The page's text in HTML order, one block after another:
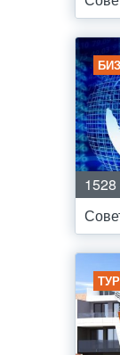
1528